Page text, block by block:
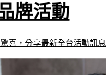
牌活動
喜，分享最新全台活動訊息